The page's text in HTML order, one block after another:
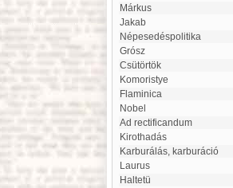
Márkus
Jakab
Népesedéspolitika
Grósz
Csütörtök
Komoristye
Flaminica
Nobel
ad rectificandum
Kirothadás
karburálás, karburáció
Laurus
Haltetü